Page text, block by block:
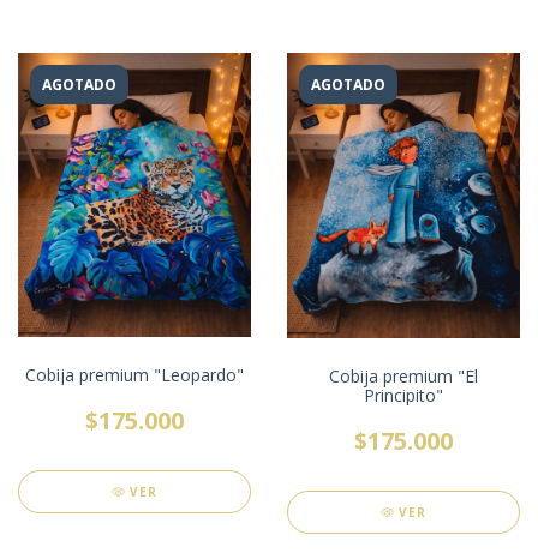
AGOTADO
Cobija premium "Leopardo"
$175.000
VER
AGOTADO
Cobija premium "El
Principito"
$175.000
VER